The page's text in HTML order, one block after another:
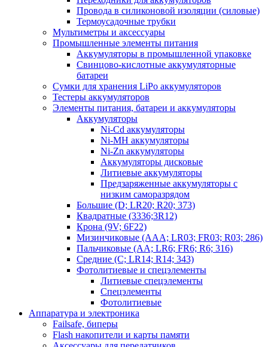
Провода в силиконовой изоляции (силовые)
Термоусадочные трубки
Мультиметры и аксессуары
Промышленные элементы питания
Аккумуляторы в промышленной упаковке
Свинцово-кислотные аккумуляторные
батареи
Сумки для хранения LiPo аккумуляторов
Тестеры аккумуляторов
Элементы питания, батареи и аккумуляторы
Аккумуляторы
Ni-Cd аккумуляторы
Ni-MH аккумуляторы
Ni-Zn аккумуляторы
Аккумуляторы дисковые
Литиевые аккумуляторы
Предзаряженные аккумуляторы с
низким саморазрядом
Большие (D; LR20; R20; 373)
Квадратные (3336;3R12)
Крона (9V; 6F22)
Мизинчиковые (AAA; LR03; FR03; R03; 286)
Пальчиковые (AA; LR6; FR6; R6; 316)
Средние (C; LR14; R14; 343)
Фотолитиевые и спецэлементы
Литиевые спецэлементы
Спецэлементы
Фотолитиевые
Аппаратура и электроника
Failsafe, биперы
Flash накопители и карты памяти